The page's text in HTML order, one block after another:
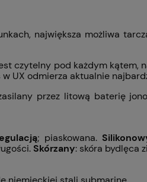
największa możliwa
czytelny pod każdym kątem,
UX odmierza aktualnie
przez litową baterię
; piaskowana.
Skórzany: skóra bydlęca